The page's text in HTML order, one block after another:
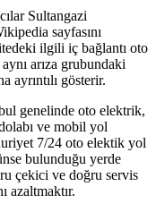
Sultangazi
sayfasını
ilgili iç bağlantı oto
arıza grubundaki
ayrıntılı gösterir.
genelinde oto elektrik,
ve mobil yol
7/24 oto elektik yol
bulunduğu yerde
çekici ve doğru servis
azaltmaktır.